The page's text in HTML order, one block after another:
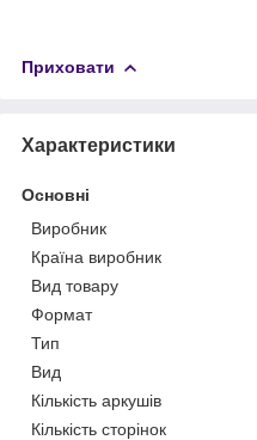
Приховати
Характеристики
Основні
Виробник
Країна виробник
Вид товару
Формат
Тип
Вид
Кількість аркушів
Кількість сторінок